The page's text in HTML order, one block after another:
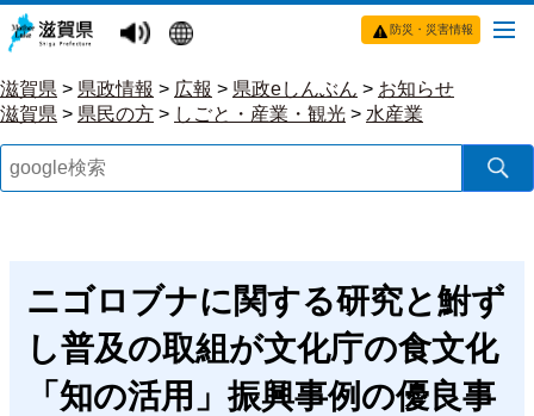
防災・災害情報
滋賀県 > 県政情報 > 広報 > 県政eしんぶん > お知らせ
滋賀県 > 県民の方 > しごと・産業・観光 > 水産業
ニゴロブナに関する研究と鮒ず
し普及の取組が文化庁の食文化
「知の活用」振興事例の優良事